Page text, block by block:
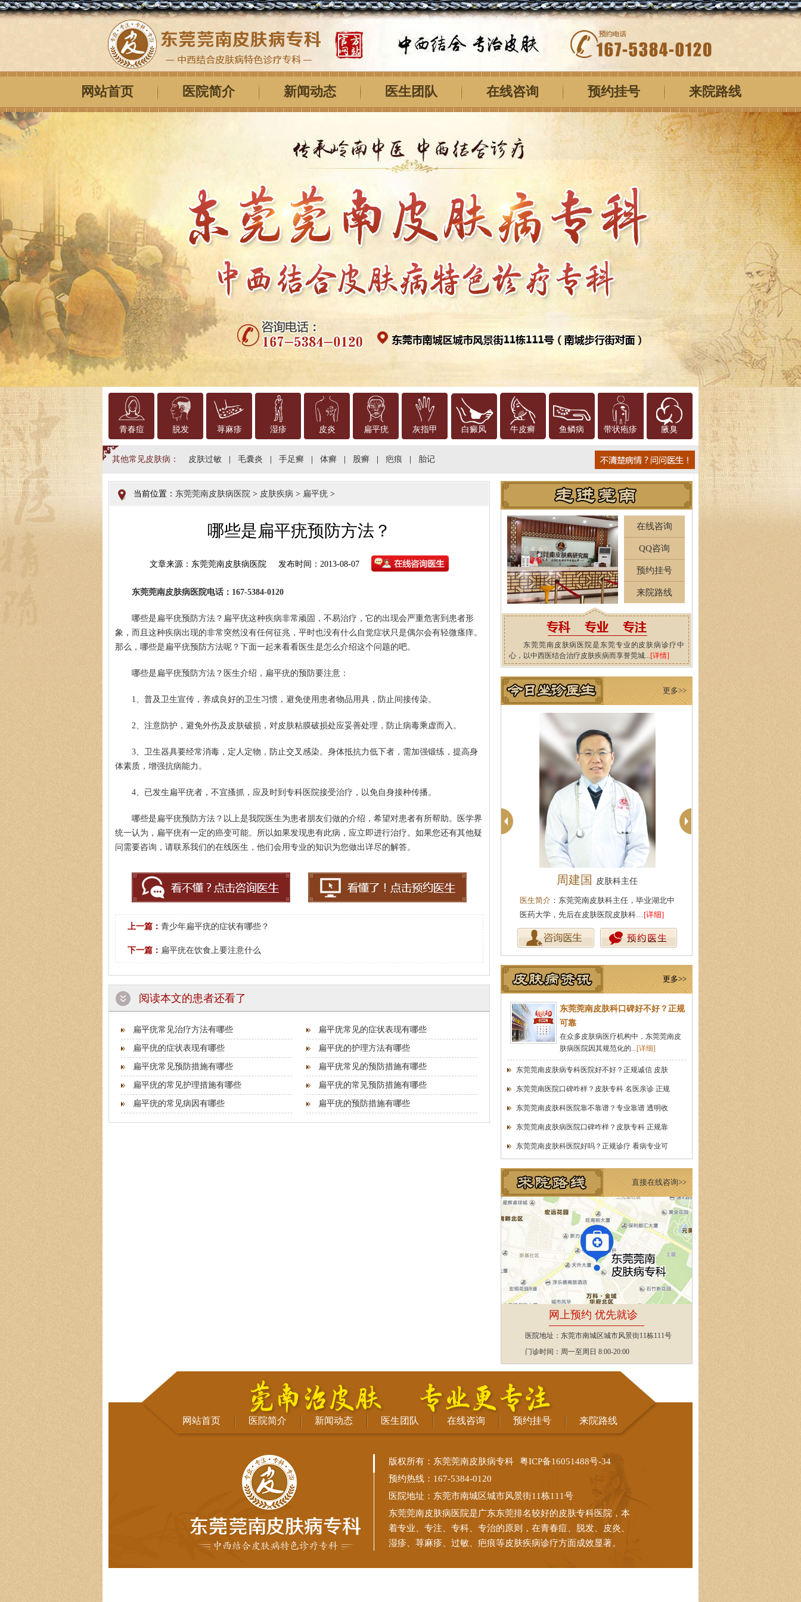
网站首页 医院简介 新闻动态 医生团队 在线咨询 预约挂号 来院路线
青春痘 脱发 荨麻疹 湿疹 皮炎 扁平疣 灰指甲 白癜风 牛皮癣 鱼鳞病 带状疱疹 腋臭
其他常见皮肤病： 皮肤过敏 毛囊炎 手足癣 体癣 股癣 疤痕 胎记
当前位置： 东莞莞南皮肤病医院 > 皮肤疾病 > 扁平疣 >
哪些是扁平疣预防方法？
文章来源：东莞莞南皮肤病医院 发布时间：2013-08-07
东莞莞南皮肤病医院电话：167-5384-0120
哪些是扁平疣预防方法？扁平疣这种疾病非常顽固，不易治疗，它的出现会严重危害到患者形
象，而且这种疾病出现的非常突然没有任何征兆，平时也没有什么自觉症状只是偶尔会有轻微瘙痒。
那么，哪些是扁平疣预防方法呢？下面一起来看看医生是怎么介绍这个问题的吧。
哪些是扁平疣预防方法？医生介绍，扁平疣的预防要注意：
1、普及卫生宣传，养成良好的卫生习惯，避免使用患者物品用具，防止间接传染。
2、注意防护，避免外伤及皮肤破损，对皮肤粘膜破损处应妥善处理，防止病毒乘虚而入。
3、卫生器具要经常消毒，定人定物，防止交叉感染。身体抵抗力低下者，需加强锻练，提高身
体素质，增强抗病能力。
4、已发生扁平疣者，不宜搔抓，应及时到专科医院接受治疗，以免自身接种传播。
哪些是扁平疣预防方法？以上是我院医生为患者朋友们做的介绍，希望对患者有所帮助。医学界
统一认为，扁平疣有一定的癌变可能。所以如果发现患有此病，应立即进行治疗。如果您还有其他疑
问需要咨询，请联系我们的在线医生，他们会用专业的知识为您做出详尽的解答。
上一篇： 青少年扁平疣的症状有哪些？
下一篇： 扁平疣在饮食上要注意什么
阅读本文的患者还看了
扁平疣常见治疗方法有哪些 扁平疣常见的症状表现有哪些
扁平疣的症状表现有哪些 扁平疣的护理方法有哪些
扁平疣常见预防措施有哪些 扁平疣常见的预防措施有哪些
扁平疣的常见护理措施有哪些 扁平疣的常见预防措施有哪些
扁平疣的常见病因有哪些 扁平疣的预防措施有哪些
在线咨询
QQ咨询
预约挂号
来院路线
东莞莞南皮肤病医院是东莞专业的皮肤病诊疗中
心，以中西医结合治疗皮肤疾病而享誉莞城...[详情]
更多>>
殷芳 皮肤科主任
医生简介 ：从事皮肤病临床工作近十年，始终
坚持中医理论与实践相结合治疗皮…[详细]
更多>>
东莞莞南皮肤科口碑好不好？正规
可靠
在众多皮肤病医疗机构中，东莞莞南皮
肤病医院因其规范化的...[详细]
东莞莞南皮肤病专科医院好不好？正规诚信 皮肤
东莞莞南医院口碑咋样？皮肤专科 名医亲诊 正规
东莞莞南皮肤科医院靠不靠谱？专业靠谱 透明收
东莞莞南皮肤病医院口碑咋样？皮肤专科 正规靠
东莞莞南皮肤科医院好吗？正规诊疗 看病专业可
直接在线咨询>>
网上预约 优先就诊
医院地址：东莞市南城区城市风景街11栋111号
门诊时间：周一至周日 8:00-20:00
网站首页 医院简介 新闻动态 医生团队 在线咨询 预约挂号 来院路线
版权所有：东莞莞南皮肤病专科
粤ICP备16051488号-34
预约热线：167-5384-0120
医院地址：东莞市南城区城市风景街11栋111号
东莞莞南皮肤病医院是广东东莞排名较好的皮肤专科医院，本
着专业、专注、专科、专治的原则，在青春痘、脱发、皮炎、
湿疹、荨麻疹、过敏、疤痕等皮肤疾病诊疗方面成效显著。